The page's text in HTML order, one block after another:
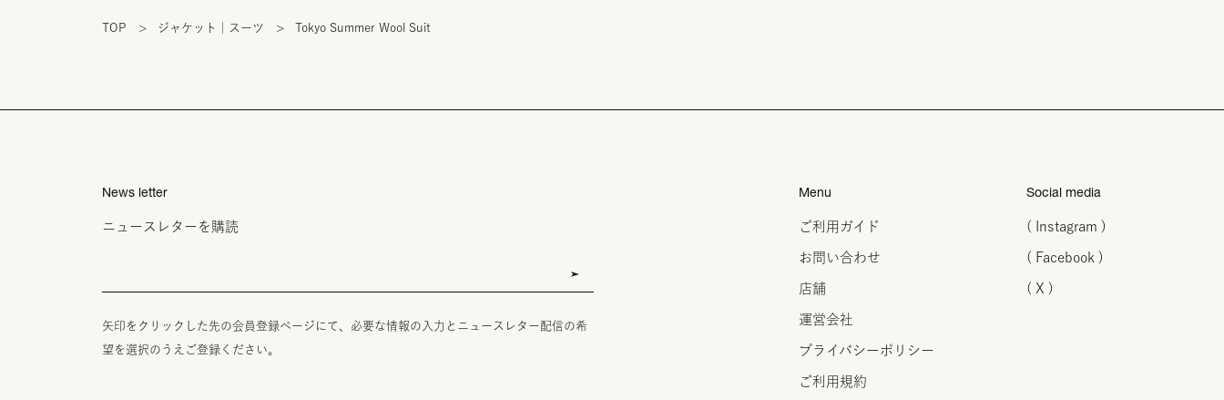
TOP > ジャケット｜スーツ > Tokyo Summer Wool Suit
News letter
ニュースレターを購読
矢印をクリックした先の会員登録ページにて、必要な情報の入力とニュースレター配信の希
望を選択のうえご登録ください。
Menu
ご利用ガイド
お問い合わせ
店舗
運営会社
プライバシーポリシー
ご利用規約
Social media
( Instagram )
( Facebook )
( X )